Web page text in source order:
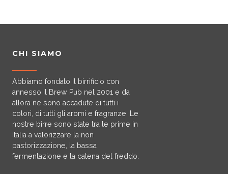
a
z
i
o
n
e
CHI SIAMO
Abbiamo fondato il birrificio con
annesso il Brew Pub nel 2001 e da
allora ne sono accadute di tutti i
colori, di tutti gli aromi e fragranze. Le
nostre birre sono state tra le prime in
Italia a valorizzare la non
pastorizzazione, la bassa
fermentazione e la catena del freddo.